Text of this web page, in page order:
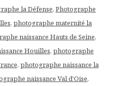
la Défense, Photographe
, photographe maternité la
naissance Hauts de Seine,
Houilles, photographe
, photographe naissance la
naissance Val d'Oise,